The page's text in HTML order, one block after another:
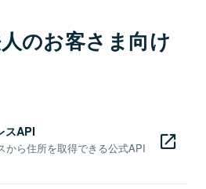
のお客さま向け
スAPI
から住所を取得できる公式API